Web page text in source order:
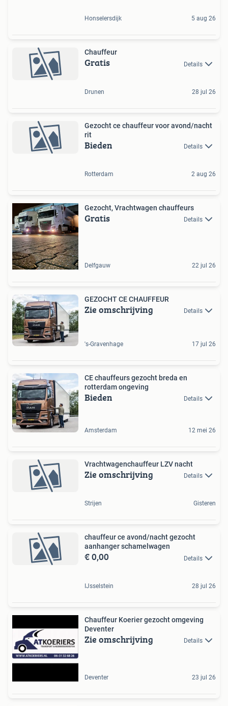
Honselersdijk 5 aug 26
Chauffeur
Gratis Details
Drunen 28 jul 26
Gezocht ce chauffeur voor avond/nacht
rit
Bieden Details
Rotterdam 2 aug 26
Gezocht, Vrachtwagen chauffeurs
Gratis Details
Delfgauw 22 jul 26
GEZOCHT CE CHAUFFEUR
Zie omschrijving Details
's-Gravenhage 17 jul 26
CE chauffeurs gezocht breda en
rotterdam ongeving
Bieden Details
Amsterdam 12 mei 26
Vrachtwagenchauffeur LZV nacht
Zie omschrijving Details
Strijen Gisteren
chauffeur ce avond/nacht gezocht
aanhanger schamelwagen
€ 0,00 Details
IJsselstein 28 jul 26
Chauffeur Koerier gezocht omgeving
Deventer
Zie omschrijving Details
Deventer 23 jul 26